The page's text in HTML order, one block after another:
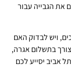
את הגבייה עבור
ויש לבדוק האם
בתשלום אגרה,
אביב יסייע לכם